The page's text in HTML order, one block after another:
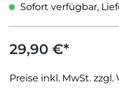
29,90 €*
Preise inkl. MwSt.
Sofort verfügbar,